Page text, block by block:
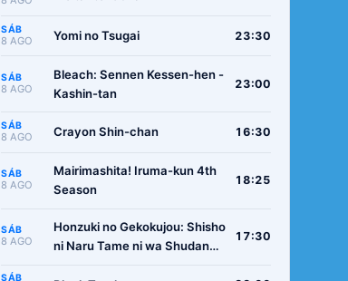
SÁB
8 AGO Yomi no Tsugai 23:30
SÁB
8 AGO
Bleach: Sennen Kessen-hen -
Kashin-tan
23:00
SÁB
8 AGO Crayon Shin-chan 16:30
SÁB
8 AGO
Mairimashita! Iruma-kun 4th
Season
18:25
SÁB
8 AGO
Honzuki no Gekokujou: Shisho
ni Naru Tame ni wa Shudan
17:30
SÁB